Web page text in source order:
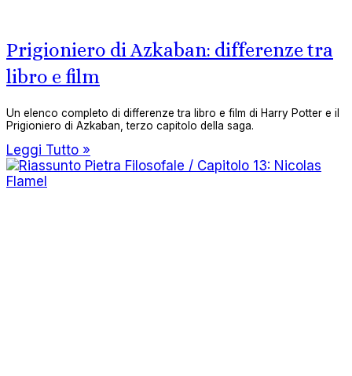
Prigioniero di Azkaban: differenze tra
libro e film
Un elenco completo di differenze tra libro e film di Harry Potter e il
Prigioniero di Azkaban, terzo capitolo della saga.
Leggi Tutto »